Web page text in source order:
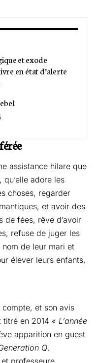
et exode
en état d’alerte
assistance hilare que
adore les
choses, regarder
et avoir des
de fées, rêve d’avoir
refuse de juger les
de leur mari et
élever leurs enfants,
et son avis
en 2014 « L’année
apparition en guest
Q.